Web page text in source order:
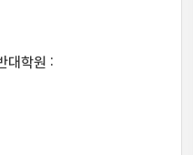
대학원 :